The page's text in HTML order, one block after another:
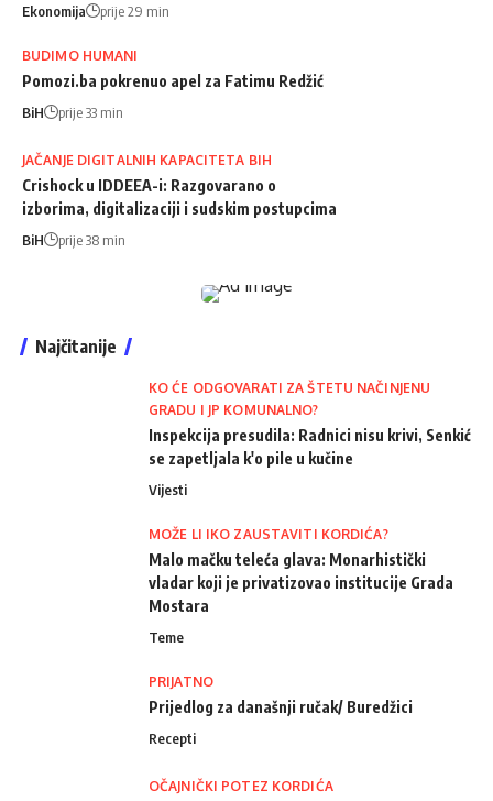
Ekonomija prije 29 min
BUDIMO HUMANI
Pomozi.ba pokrenuo apel za Fatimu Redžić
BiH prije 33 min
JAČANJE DIGITALNIH KAPACITETA BIH
Crishock u IDDEEA-i: Razgovarano o
izborima, digitalizaciji i sudskim postupcima
BiH prije 38 min
Najčitanije
KO ĆE ODGOVARATI ZA ŠTETU NAČINJENU
GRADU I JP KOMUNALNO?
Inspekcija presudila: Radnici nisu krivi, Senkić
se zapetljala k'o pile u kučine
Vijesti
MOŽE LI IKO ZAUSTAVITI KORDIĆA?
Malo mačku teleća glava: Monarhistički
vladar koji je privatizovao institucije Grada
Mostara
Teme
PRIJATNO
Prijedlog za današnji ručak/ Buredžici
Recepti
OČAJNIČKI POTEZ KORDIĆA